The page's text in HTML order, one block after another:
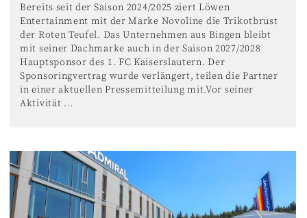
Bereits seit der Saison 2024/2025 ziert Löwen
Entertainment mit der Marke Novoline die Trikotbrust
der Roten Teufel. Das Unternehmen aus Bingen bleibt
mit seiner Dachmarke auch in der Saison 2027/2028
Hauptsponsor des 1. FC Kaiserslautern. Der
Sponsoringvertrag wurde verlängert, teilen die Partner
in einer aktuellen Pressemitteilung mit.Vor seiner
Aktivität ...